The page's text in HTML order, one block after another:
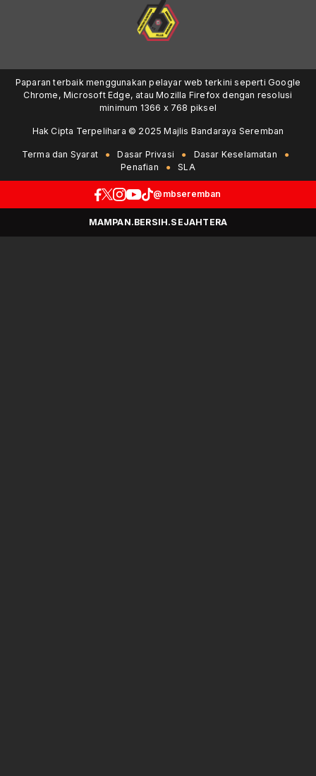
Paparan terbaik menggunakan pelayar web terkini seperti Google
Chrome, Microsoft Edge, atau Mozilla Firefox dengan resolusi
minimum 1366 x 768 piksel
Hak Cipta Terpelihara © 2025 Majlis Bandaraya Seremban
Terma dan Syarat Dasar Privasi
Dasar Keselamatan
Penafian
SLA
@mbseremban
MAMPAN.BERSIH.SEJAHTERA